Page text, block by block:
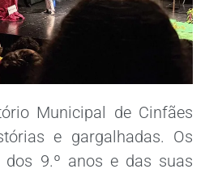
Municipal de Cinfães
e gargalhadas. Os
9.º anos e das suas